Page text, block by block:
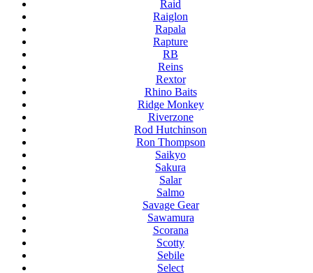
Raid
Raiglon
Rapala
Rapture
RB
Reins
Rextor
Rhino Baits
Ridge Monkey
Riverzone
Rod Hutchinson
Ron Thompson
Saikyo
Sakura
Salar
Salmo
Savage Gear
Sawamura
Scorana
Scotty
Sebile
Select